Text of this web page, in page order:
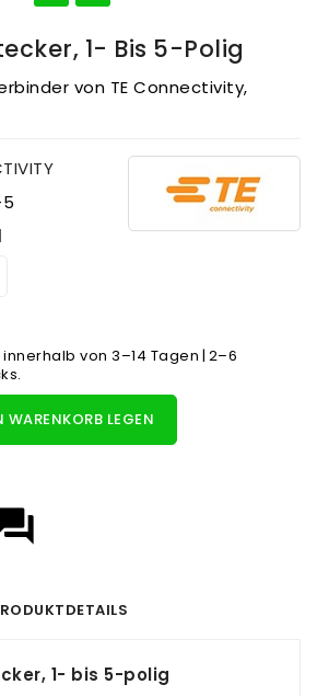
1- Bis 5-Polig
von TE Connectivity,
von 3–14 Tagen | 2–6
WARENKORB LEGEN
1- bis 5-polig